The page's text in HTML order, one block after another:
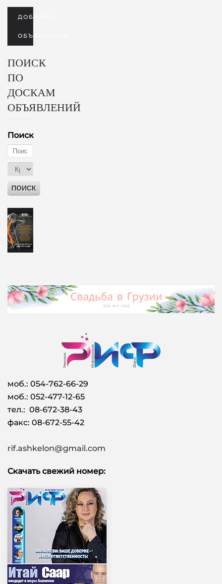
ДОБАВИТЬ
ОБЪЯВЛЕНИЕ
ПОИСК
ПО
ДОСКАМ
ОБЪЯВЛЕНИЙ
Поиск
ПОИСК
моб.: 054-762-66-29
моб.: 052-477-12-65
тел.: 08-672-38-43
факс: 08-672-55-42
rif.ashkelon@gmail.com
Скачать свежий номер: